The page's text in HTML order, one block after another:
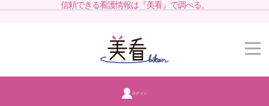
信頼できる看護情報は『美看』で調べる。
ログイン